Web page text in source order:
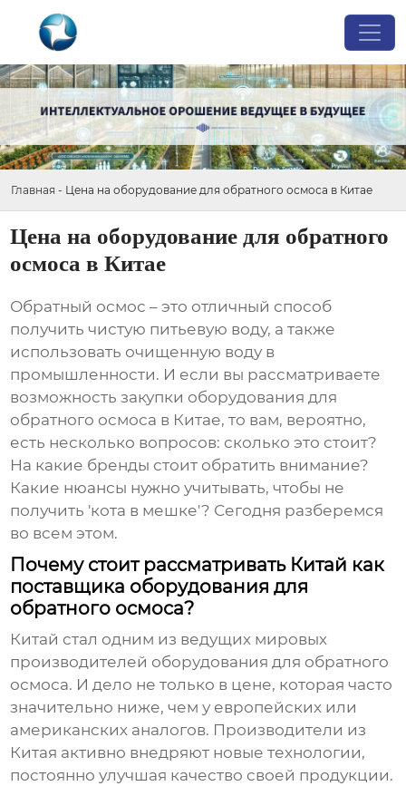
Главная - Цена на оборудование для обратного осмоса в Китае
Цена на оборудование для обратного
осмоса в Китае
Обратный осмос – это отличный способ
получить чистую питьевую воду, а также
использовать очищенную воду в
промышленности. И если вы рассматриваете
возможность закупки оборудования для
обратного осмоса в Китае, то вам, вероятно,
есть несколько вопросов: сколько это стоит?
На какие бренды стоит обратить внимание?
Какие нюансы нужно учитывать, чтобы не
получить 'кота в мешке'? Сегодня разберемся
во всем этом.
Почему стоит рассматривать Китай как
поставщика оборудования для
обратного осмоса?
Китай стал одним из ведущих мировых
производителей оборудования для обратного
осмоса. И дело не только в цене, которая часто
значительно ниже, чем у европейских или
американских аналогов. Производители из
Китая активно внедряют новые технологии,
постоянно улучшая качество своей продукции.